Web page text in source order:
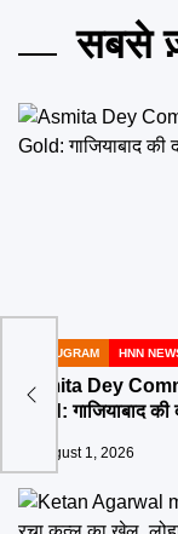
सबसे
POSTED
GURUGRAM HNN
Asmita Dey
Gold: गाजियाबाद की
August 1, 2026